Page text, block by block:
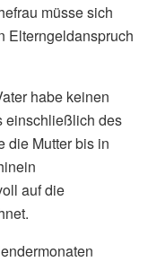
müsse sich
Elterngeldanspruch
habe keinen
einschließlich des
die Mutter bis in
auf die